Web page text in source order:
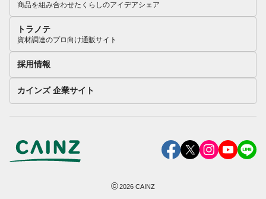
商品を組み合わせたくらしのアイデアシェア
トラノテ
資材調達のプロ向け通販サイト
採用情報
カインズ 企業サイト
©2026 CAINZ